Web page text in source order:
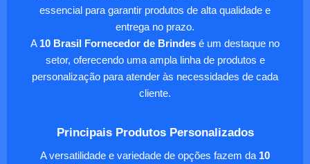
essencial para garantir produtos de alta qualidade e
entrega no prazo.
A 10 Brasil Fornecedor de Brindes é um destaque no
setor, oferecendo uma ampla linha de produtos e
personalização para atender às necessidades de cada
cliente.
Principais Produtos Personalizados
A versatilidade e variedade de opções fazem da 10